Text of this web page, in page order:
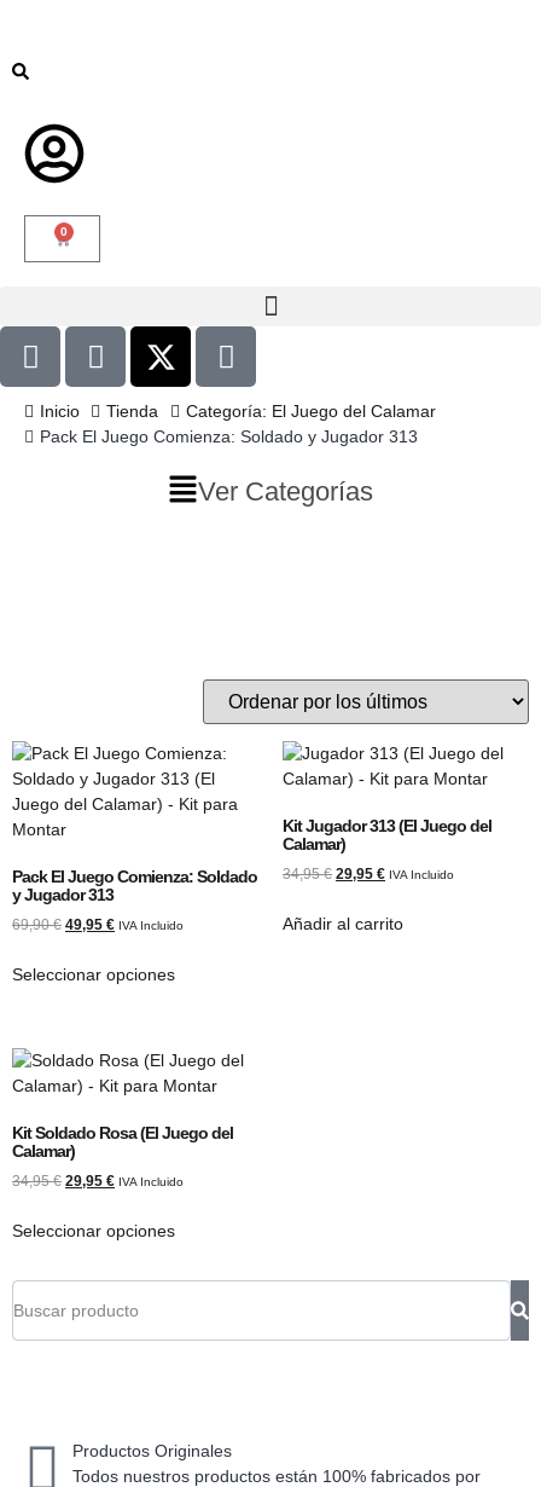
0
Inicio Tienda
Categoría: El Juego del Calamar
Pack El Juego Comienza: Soldado y Jugador 313
Ver Categorías
Pack El Juego Comienza: Soldado
y Jugador 313
69,90€ 49,95 € IVA Incluido
Seleccionar opciones
Kit Jugador 313 (El Juego del
Calamar)
34,95€ 29,95 € IVA Incluido
Añadir al carrito
Kit Soldado Rosa (El Juego del
Calamar)
34,95€ 29,95 € IVA Incluido
Seleccionar opciones
Productos Originales
Todos nuestros productos están 100% fabricados por